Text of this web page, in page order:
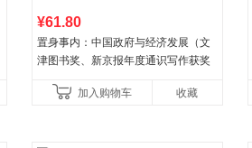
¥61.80
置身事内：中国政府与经济发展（文
津图书奖、新京报年度通识写作获奖
菘、张军、周黎安、王烁联
加入购物车 收藏